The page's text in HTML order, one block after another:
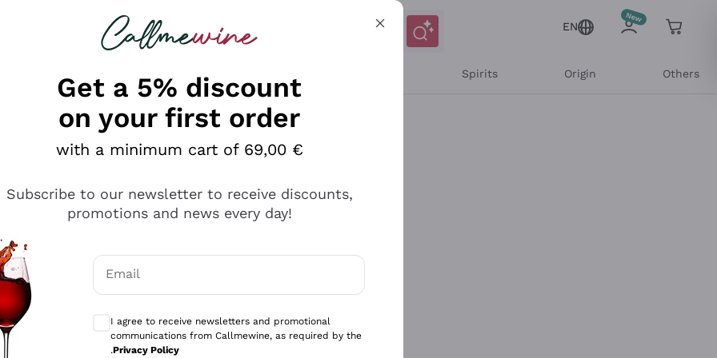
looking for
EN
Spirits Origin Others
Get a 5% discount
on your first order
with a minimum cart of 69,00 €
Subscribe to our newsletter to receive discounts,
promotions and news every day!
Email
I agree to receive newsletters and promotional
communications from Callmewine, as required by the
.Privacy Policy